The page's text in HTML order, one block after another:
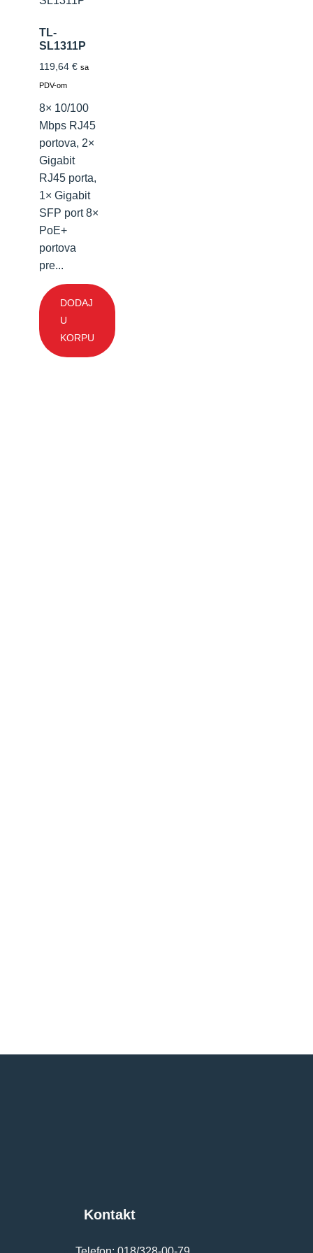
TL-
SL1311P
119,64 € sa
PDV-om
8× 10/100
Mbps RJ45
portova, 2×
Gigabit
RJ45 porta,
1× Gigabit
SFP port 8×
PoE+
portova
pre...
DODAJ
U
KORPU
Kontakt